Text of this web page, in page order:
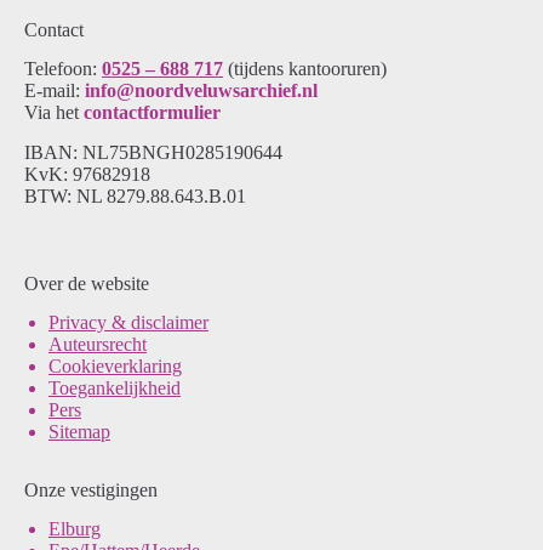
Contact
Telefoon: 0525 – 688 717 (tijdens kantooruren)
E-mail: info@noordveluwsarchief.nl
Via het contactformulier
IBAN: NL75BNGH0285190644
KvK: 97682918
BTW: NL 8279.88.643.B.01
Onze vestigingen
Elburg
Over de website
Privacy & disclaimer
Auteursrecht
Cookieverklaring
Toegankelijkheid
Pers
Sitemap